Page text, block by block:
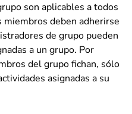
son aplicables a todos
deben adherirse
de grupo pueden
a un grupo. Por
del grupo fichan, sólo
asignadas a su